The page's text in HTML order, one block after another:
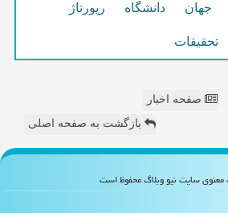
جهان دانشگاه رپورتاژ
تحقیقات
صفحه اخبار
بازگشت به صفحه اصلی